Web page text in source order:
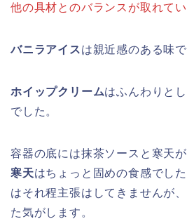
他の具材とのバランスが取れて
バニラアイスは親近感のある味で
ホイップクリームはふんわりと
でした。
容器の底には抹茶ソースと寒天が
寒天はちょっと固めの食感でした
はそれ程主張はしてきませんが
た気がします。